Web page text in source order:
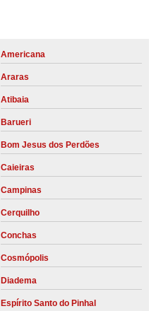
Americana
Araras
Atibaia
Barueri
Bom Jesus dos Perdões
Caieiras
Campinas
Cerquilho
Conchas
Cosmópolis
Diadema
Espírito Santo do Pinhal